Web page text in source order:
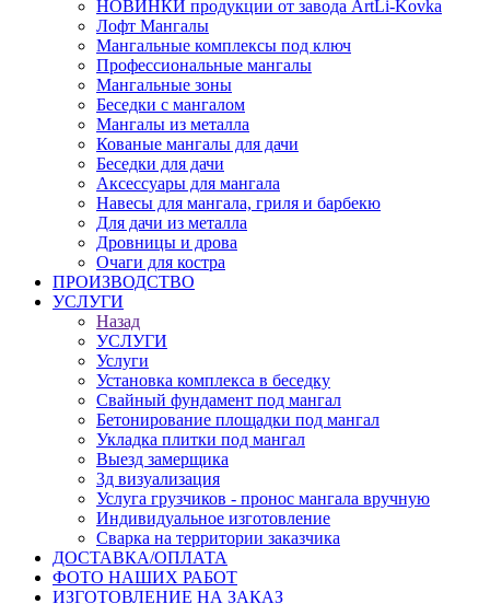
НОВИНКИ продукции от завода ArtLi-Kovka
Лофт Мангалы
Мангальные комплексы под ключ
Профессиональные мангалы
Мангальные зоны
Беседки с мангалом
Мангалы из металла
Кованые мангалы для дачи
Беседки для дачи
Аксессуары для мангала
Навесы для мангала, гриля и барбекю
Для дачи из металла
Дровницы и дрова
Очаги для костра
ПРОИЗВОДСТВО
УСЛУГИ
Назад
УСЛУГИ
Услуги
Установка комплекса в беседку
Свайный фундамент под мангал
Бетонирование площадки под мангал
Укладка плитки под мангал
Выезд замерщика
3д визуализация
Услуга грузчиков - пронос мангала вручную
Индивидуальное изготовление
Сварка на территории заказчика
ДОСТАВКА/ОПЛАТА
ФОТО НАШИХ РАБОТ
ИЗГОТОВЛЕНИЕ НА ЗАКАЗ